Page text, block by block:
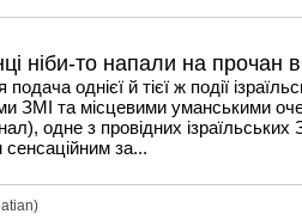
ніби-то напали на прочан
однієї й тієї ж події
ЗМІ та місцевими уманськими
одне з провідних ізраїльських
сенсаційним за...